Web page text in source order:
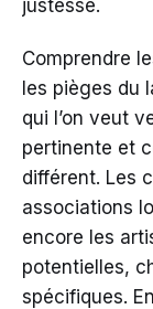
justesse.
Comprendre
les pièges du
qui l’on veut
pertinente et
différent. Les
associations
encore les
potentielles,
spécifiques.